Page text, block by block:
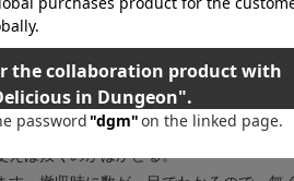
男性
しています。
えば抜くのがはかどる。